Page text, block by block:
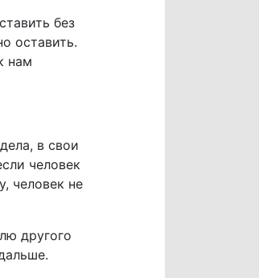
без
оставить.
нам
в свои
человек
человек не
другого